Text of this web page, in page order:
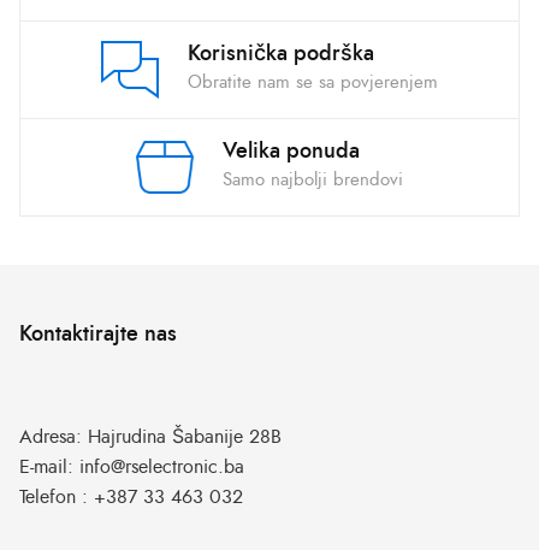
Korisnička podrška
Obratite nam se sa povjerenjem
Velika ponuda
Samo najbolji brendovi
Kontaktirajte nas
Adresa: Hajrudina Šabanije 28B
E-mail: info@rselectronic.ba
Telefon : +387 33 463 032